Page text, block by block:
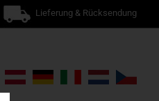
Lieferung & Rücksendung